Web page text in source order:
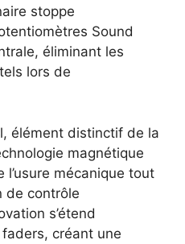
stoppe
Sound
éliminant les
lors de
élément distinctif de la
magnétique
mécanique tout
de contrôle
s’étend
créant une